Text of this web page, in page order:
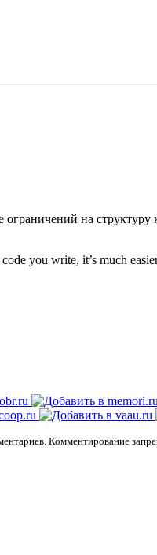
на
you write, it’s much
Комментирование